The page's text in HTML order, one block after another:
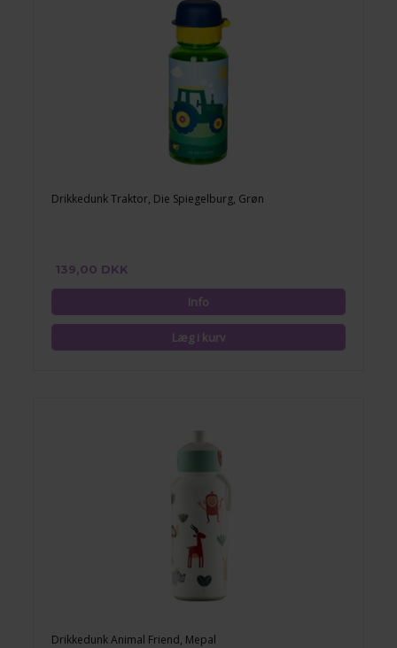
Drikkedunk Traktor, Die Spiegelburg, Grøn
139,00 DKK
Drikkedunk Animal Friend, Mepal